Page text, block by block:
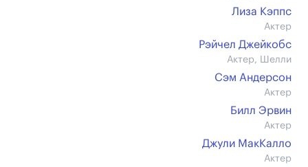
Лиза Кэппс
Актер
Рэйчел Джейкобс
Актер, Шелли
Сэм Андерсон
Актер
Билл Эрвин
Актер
Джули МакКалло
Актер